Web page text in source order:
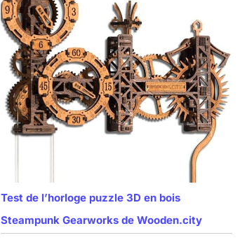
Test de l’horloge puzzle 3D en bois
Steampunk Gearworks de Wooden.city